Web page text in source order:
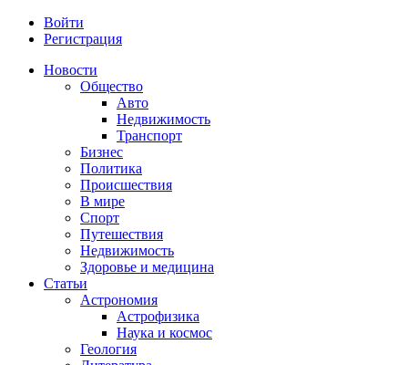
Войти
Регистрация
Новости
Общество
Авто
Недвижимость
Транспорт
Бизнес
Политика
Происшествия
В мире
Спорт
Путешествия
Недвижимость
Здоровье и медицина
Статьи
Астрономия
Астрофизика
Наука и космос
Геология